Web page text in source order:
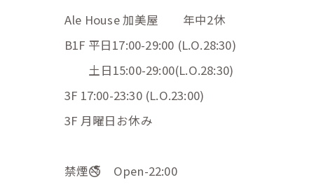
Ale House 加美屋 年中2休
B1F 平日17:00-29:00 (L.O.28:30)
土日15:00-29:00(L.O.28:30)
3F 17:00-23:30 (L.O.23:00)
3F 月曜日お休み
禁煙🚭 Open-22:00